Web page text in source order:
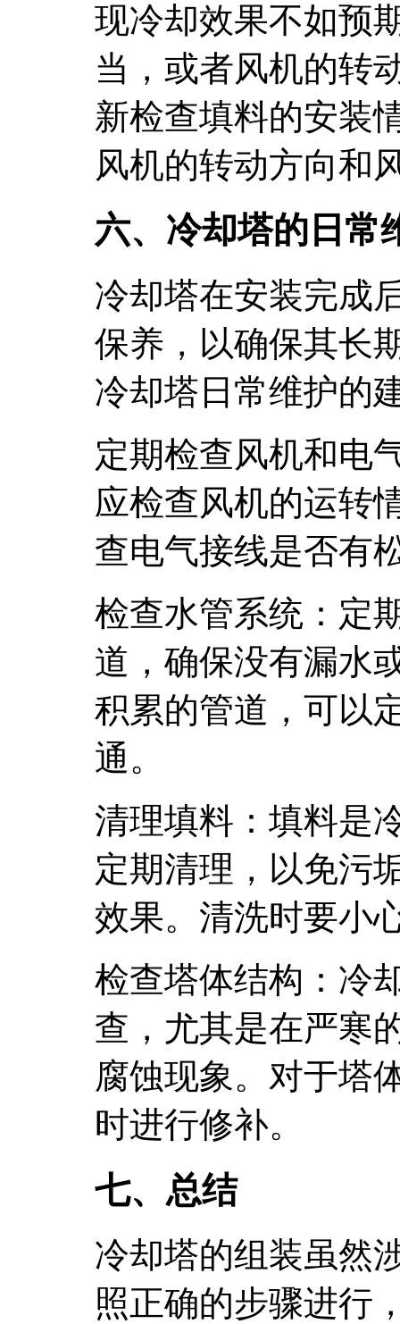
现冷却效果不如预
当，或者风机的转
新检查填料的安装
风机的转动方向和
六、冷却塔的日常
冷却塔在安装完成
保养，以确保其长
冷却塔日常维护的
定期检查风机和电
应检查风机的运转
查电气接线是否有
检查水管系统：定
道，确保没有漏水
积累的管道，可以
通。
清理填料：填料是
定期清理，以免污
效果。清洗时要小
检查塔体结构：冷
查，尤其是在严寒
腐蚀现象。对于塔
时进行修补。
七、总结
冷却塔的组装虽然
照正确的步骤进行